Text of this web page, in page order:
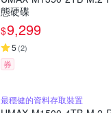
態硬碟
$9,299
5 (2)
券
最穩健的資料存取裝置